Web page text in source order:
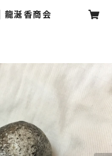
龍涎香商会